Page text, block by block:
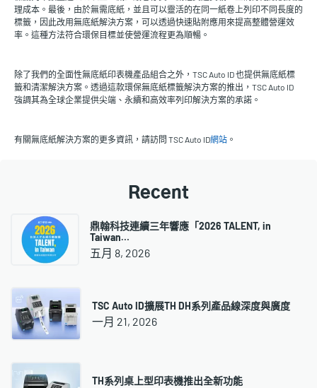
理成本。最後，由於無需底紙，並且可以靈活的在同一紙卷上列印不同長度的
標籤，因此改用無底紙解決方案，可以透過快速貼附應用來提高整體營運效
率。這種方法符合環保目標並使營運流程更為順暢。
除了我們的全面性無底紙印表機產品組合之外，TSC Auto ID 也提供無底紙標
籤和清潔解決方案。透過這款環保無底紙標籤解決方案的推出，TSC Auto ID
強調其為全球企業提供尖端、永續和高效率列印解決方案的承諾。
有關無底紙解決方案的更多資訊，請訪問 TSC Auto ID網站 。
Recent
鼎翰科技連續三年響應「2026 TALENT, in
Taiwan…
五月 8, 2026
TSC Auto ID擴展TH DH系列產品線深度與廣度
一月 21, 2026
TH系列桌上型印表機推出全新功能